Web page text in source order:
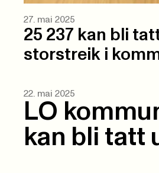
27. mai 2025
25 237 kan bli
storstreik i
22. mai 2025
LO
kan bli tatt